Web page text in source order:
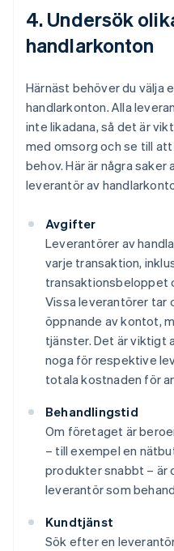
4. Undersök
handlarkonton
Härnäst behöver du välja
handlarkonton. Alla
inte likadana, så det är
med omsorg och se till
behov. Här är några saker
leverantör av
Avgifter
Leverantörer av
varje transaktion,
transaktionsbeloppet
Vissa leverantörer tar
öppnande av kontot,
tjänster. Det är viktigt
noga för respektive
totala kostnaden för
Behandlingstid
Om företaget är
– till exempel en
produkter snabbt – är
leverantör som
Kundtjänst
Sök efter en